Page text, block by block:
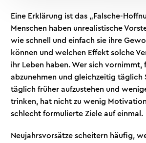
Eine Erklärung ist das „Falsche-
Menschen haben unrealistische
wie schnell und einfach sie ihre
können und welchen Effekt solche
ihr Leben haben. Wer sich vornimmt,
abzunehmen und gleichzeitig täglich
täglich früher aufzustehen und
trinken, hat nicht zu wenig
schlecht formulierte Ziele auf einmal.
Neujahrsvorsätze scheitern häufig,